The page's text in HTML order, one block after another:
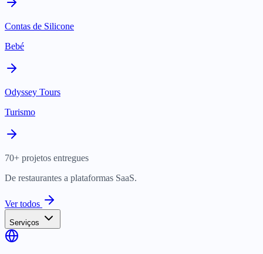
Contas de Silicone
Bebé
Odyssey Tours
Turismo
70+ projetos entregues
De restaurantes a plataformas SaaS.
Ver todos
Serviços